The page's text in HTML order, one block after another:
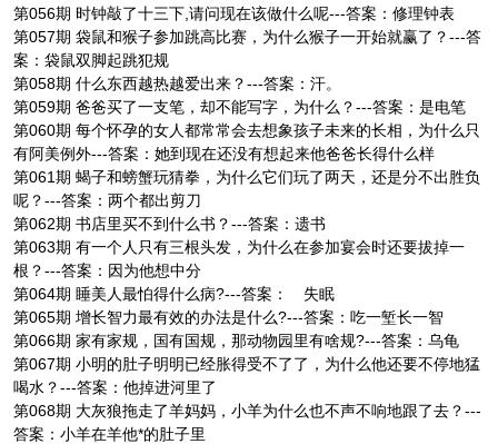
第056期 时钟敲了十三下,请问现在该做什么呢---答案：修理钟表
第057期 袋鼠和猴子参加跳高比赛，为什么猴子一开始就赢了？---答
案：袋鼠双脚起跳犯规
第058期 什么东西越热越爱出来？---答案：汗。
第059期 爸爸买了一支笔，却不能写字，为什么？---答案：是电笔
第060期 每个怀孕的女人都常常会去想象孩子未来的长相，为什么只
有阿美例外---答案：她到现在还没有想起来他爸爸长得什么样
第061期 蝎子和螃蟹玩猜拳，为什么它们玩了两天，还是分不出胜负
呢？---答案：两个都出剪刀
第062期 书店里买不到什么书？---答案：遗书
第063期 有一个人只有三根头发，为什么在参加宴会时还要拔掉一
根？---答案：因为他想中分
第064期 睡美人最怕得什么病?---答案： 失眠
第065期 增长智力最有效的办法是什么?---答案：吃一堑长一智
第066期 家有家规，国有国规，那动物园里有啥规?---答案：乌龟
第067期 小明的肚子明明已经胀得受不了了，为什么他还要不停地猛
喝水？---答案：他掉进河里了
第068期 大灰狼拖走了羊妈妈，小羊为什么也不声不响地跟了去？---
答案：小羊在羊他*的肚子里